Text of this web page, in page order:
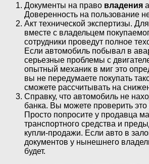
Документы на право владения
Доверенность на пользование
Акт технической экспертизы.
вместе с владельцем
сотрудники проведут полное
Если автомобиль побывал в
серьезные проблемы с
опытный механик в миг это
вы не передумаете покупать
сможете рассчитывать на
Справку, что автомобиль не
банка. Вы можете проверить это
Просто попросите у продавца
транспортного средства и
купли-продажи. Если авто в
документов у нынешнего
будет.